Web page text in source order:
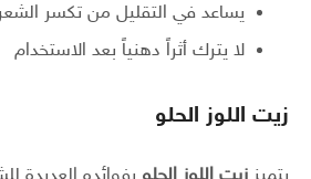
يساعد في التقليل من تكسر
لا يترك أثراً دهنياً بعد الاستخدام
زيت اللوز الحلو